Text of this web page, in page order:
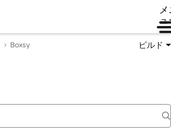
ュ
Boxsy ビルド